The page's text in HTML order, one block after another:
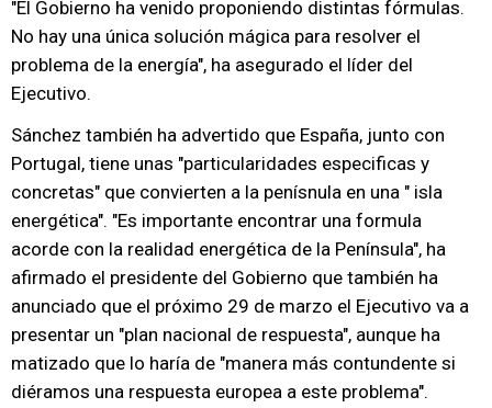
"El Gobierno ha venido proponiendo distintas fórmulas.
No hay una única solución mágica para resolver el
problema de la energía", ha asegurado el líder del
Ejecutivo.
Sánchez también ha advertido que España, junto con
Portugal, tiene unas "particularidades especificas y
concretas" que convierten a la penísnula en una " isla
energética". "Es importante encontrar una formula
acorde con la realidad energética de la Península", ha
afirmado el presidente del Gobierno que también ha
anunciado que el próximo 29 de marzo el Ejecutivo va a
presentar un "plan nacional de respuesta", aunque ha
matizado que lo haría de "manera más contundente si
diéramos una respuesta europea a este problema".